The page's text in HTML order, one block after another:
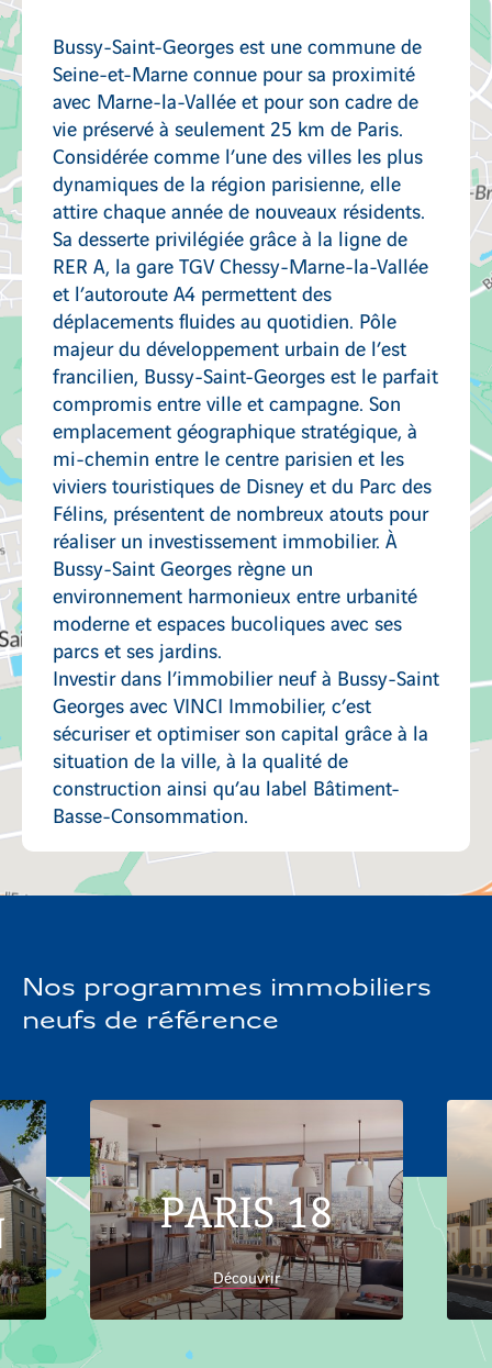
Ambérieu-en-Bugey
Décines-Charpieu
Bussy-Saint-Georges est une commune de
Seine-et-Marne connue pour sa proximité
avec Marne-la-Vallée et pour son cadre de
vie préservé à seulement 25 km de Paris.
Considérée comme l’une des villes les plus
dynamiques de la région parisienne, elle
attire chaque année de nouveaux résidents.
Sa desserte privilégiée grâce à la ligne de
RER A, la gare TGV Chessy-Marne-la-Vallée
et l’autoroute A4 permettent des
déplacements fluides au quotidien. Pôle
majeur du développement urbain de l’est
francilien, Bussy-Saint-Georges est le parfait
compromis entre ville et campagne. Son
emplacement géographique stratégique, à
mi-chemin entre le centre parisien et les
viviers touristiques de Disney et du Parc des
Félins, présentent de nombreux atouts pour
réaliser un investissement immobilier. À
Bussy-Saint Georges règne un
environnement harmonieux entre urbanité
moderne et espaces bucoliques avec ses
parcs et ses jardins.
Investir dans l’immobilier neuf à Bussy-Saint
Georges avec VINCI Immobilier, c’est
sécuriser et optimiser son capital grâce à la
situation de la ville, à la qualité de
construction ainsi qu’au label Bâtiment-
Basse-Consommation.
Nos programmes immobiliers
neufs de référence
PARIS 18
Découvrir